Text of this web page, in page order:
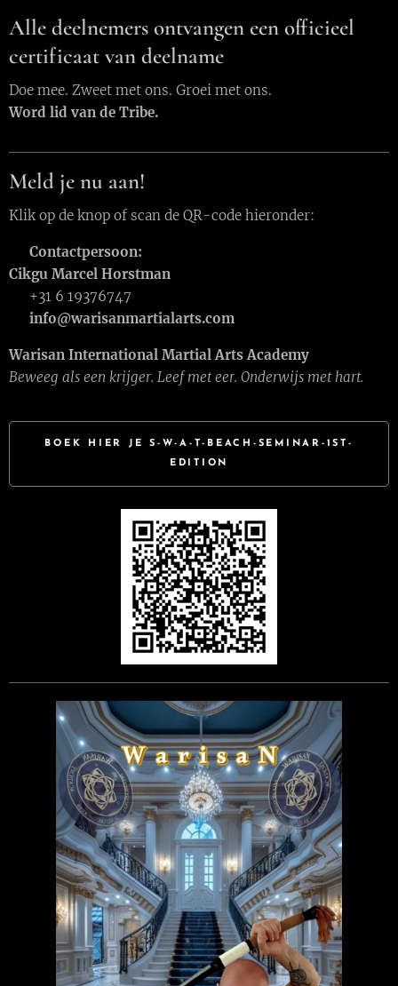
Alle deelnemers ontvangen een officieel
certificaat van deelname
Doe mee. Zweet met ons. Groei met ons.
Word lid van de Tribe.
Meld je nu aan!
Klik op de knop of scan de QR-code hieronder:
Contactpersoon:
Cikgu Marcel Horstman
📱 +31 6 19376747
info@warisanmartialarts.com
Warisan International Martial Arts Academy
Beweeg als een krijger. Leef met eer. Onderwijs met hart.
BOEK HIER JE S-W-A-T-BEACH-SEMINAR-1ST-
EDITION